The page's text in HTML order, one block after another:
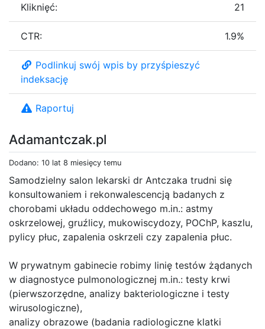
Adamantczak.pl
Dodano: 10 lat 8 miesięcy temu
Samodzielny salon lekarski dr Antczaka trudni się
konsultowaniem i rekonwalescencją badanych z
chorobami układu oddechowego m.in.: astmy
oskrzelowej, gruźlicy, mukowiscydozy, POChP, kaszlu,
pylicy płuc, zapalenia oskrzeli czy zapalenia płuc.
W prywatnym gabinecie robimy linię testów żądanych
w diagnostyce pulmonologicznej m.in.: testy krwi
(pierwszorzędne, analizy bakteriologiczne i testy
wirusologiczne),
analizy obrazowe (badania radiologiczne klatki
Kliknięć: 21
CTR: 1.9%
Podlinkuj swój wpis by przyśpieszyć
indeksację
Raportuj